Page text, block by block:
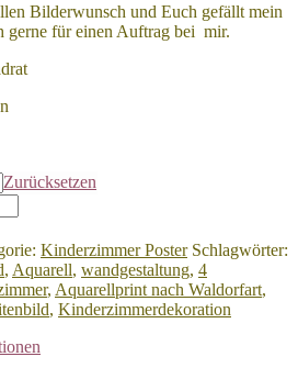
Bilderwunsch und Euch gefällt mein
gerne für einen Auftrag bei mir.
Zurücksetzen
Kinderzimmer Poster Schlagwörter:
, Aquarell, wandgestaltung, 4
, Aquarellprint nach Waldorfart,
, Kinderzimmerdekoration